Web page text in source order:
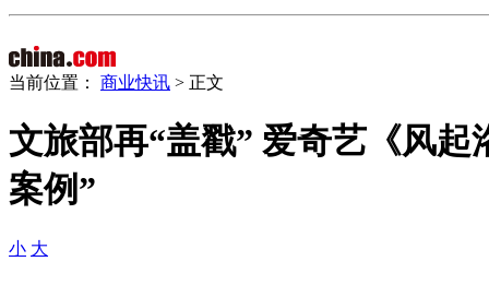
当前位置： 商业快讯 > 正文
文旅部再“盖戳” 爱奇艺《风
案例”
小 大